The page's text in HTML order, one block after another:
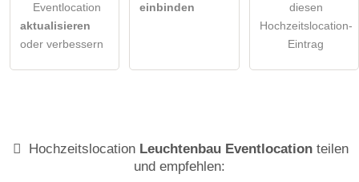
Eventlocation
aktualisieren
oder verbessern
einbinden
diesen
Hochzeitslocation-
Eintrag
Hochzeitslocation Leuchtenbau Eventlocation teilen
und empfehlen: